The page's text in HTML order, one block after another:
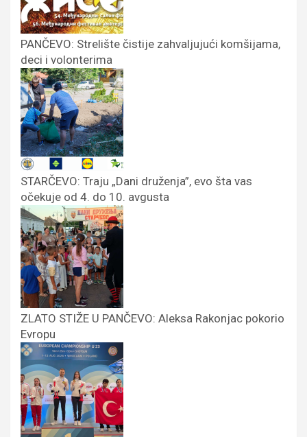
PANČEVO: Strelište čistije zahvaljujući komšijama,
deci i volonterima
STARČEVO: Traju „Dani druženja”, evo šta vas
očekuje od 4. do 10. avgusta
ZLATO STIŽE U PANČEVO: Aleksa Rakonjac pokorio
Evropu